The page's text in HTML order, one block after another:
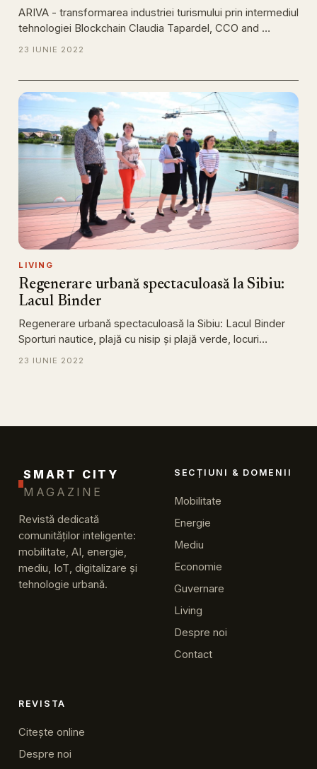
ARIVA - transformarea industriei turismului prin intermediul
tehnologiei Blockchain Claudia Tapardel, CCO and …
23 IUNIE 2022
LIVING
Regenerare urbană spectaculoasă la Sibiu:
Lacul Binder
Regenerare urbană spectaculoasă la Sibiu: Lacul Binder
Sporturi nautice, plajă cu nisip și plajă verde, locuri…
23 IUNIE 2022
SMART CITY
MAGAZINE
Revistă dedicată
comunităților inteligente:
mobilitate, AI, energie,
mediu, IoT, digitalizare și
tehnologie urbană.
SECȚIUNI & DOMENII
Mobilitate
Energie
Mediu
Economie
Guvernare
Living
Despre noi
Contact
REVISTA
Citește online
Despre noi